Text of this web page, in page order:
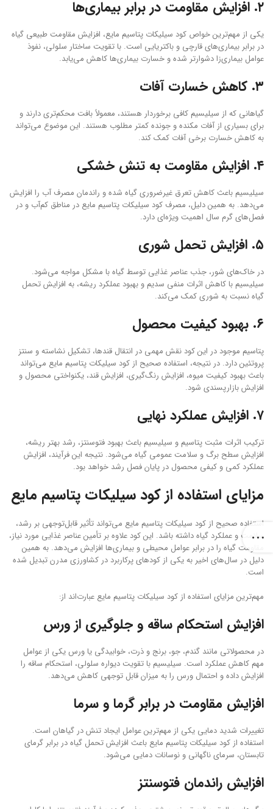
۲. افزایش مقاومت در برابر بیماری‌ها
یکی از مهم‌ترین خواص کود سیلیکات پتاسیم مایع، افزایش مقاومت طبیعی گیاه
در برابر بیماری‌های قارچی و باکتریایی است. با تقویت ساختار سلولی، نفوذ
عوامل بیماری‌زا دشوارتر شده و خسارت بیماری‌ها کاهش می‌یابد.
۳. کاهش خسارت آفات
گیاهانی که از سیلیسیم کافی برخوردار هستند، معمولاً بافت محکم‌تری دارند و
برای بسیاری از آفات مکنده و جونده کمتر مطلوب هستند. این موضوع می‌تواند
به کاهش خسارت برخی آفات کمک کند.
۴. افزایش مقاومت به تنش خشکی
سیلیسیم باعث کاهش تعرق غیرضروری گیاه شده و راندمان مصرف آب را افزایش
می‌دهد. به همین دلیل، مصرف کود سیلیکات پتاسیم مایع در مناطق کم‌آب و در
فصل‌های گرم سال اهمیت ویژه‌ای دارد.
۵. افزایش تحمل شوری
در خاک‌های شور، جذب عناصر غذایی توسط گیاه با مشکل مواجه می‌شود.
سیلیسیم با کاهش اثرات منفی سدیم و بهبود عملکرد ریشه، به افزایش تحمل
گیاه نسبت به شوری کمک می‌کند.
۶. بهبود کیفیت محصول
پتاسیم موجود در این کود نقش مهمی در انتقال قندها، تشکیل نشاسته و سنتز
پروتئین دارد. در نتیجه، استفاده صحیح از کود سیلیکات پتاسیم مایع می‌تواند
باعث بهبود کیفیت میوه، افزایش رنگ‌گیری، افزایش قند، یکنواختی محصول و
افزایش بازارپسندی شود.
۷. افزایش عملکرد نهایی
ترکیب اثرات مثبت پتاسیم و سیلیسیم باعث بهبود فتوسنتز، رشد بهتر ریشه،
افزایش سطح برگ و سلامت عمومی گیاه می‌شود. نتیجه این فرآیند، افزایش
عملکرد کمی و کیفی محصول در پایان فصل رشد خواهد بود.
مزایای استفاده از کود سیلیکات پتاسیم مایع
استفاده صحیح از کود سیلیکات پتاسیم مایع می‌تواند تأثیر قابل‌توجهی بر رشد،
سلامت و عملکرد گیاه داشته باشد. این کود علاوه بر تأمین عناصر غذایی مورد نیاز،
مقاومت گیاه را در برابر عوامل محیطی و بیماری‌ها افزایش می‌دهد. به همین
دلیل در سال‌های اخیر به یکی از کودهای پرکاربرد در کشاورزی مدرن تبدیل شده
است.
مهم‌ترین مزایای استفاده از کود سیلیکات پتاسیم مایع عبارت‌اند از:
افزایش استحکام ساقه و جلوگیری از ورس
در محصولاتی مانند گندم، جو، برنج و ذرت، خوابیدگی یا ورس یکی از عوامل
مهم کاهش عملکرد است. سیلیسیم با تقویت دیواره سلولی، استحکام ساقه را
افزایش داده و احتمال ورس را به میزان قابل توجهی کاهش می‌دهد.
افزایش مقاومت در برابر گرما و سرما
تغییرات شدید دمایی یکی از مهم‌ترین عوامل ایجاد تنش در گیاهان است.
استفاده از کود سیلیکات پتاسیم مایع باعث افزایش تحمل گیاه در برابر گرمای
تابستان، سرمای ناگهانی و نوسانات دمایی می‌شود.
افزایش راندمان فتوسنتز